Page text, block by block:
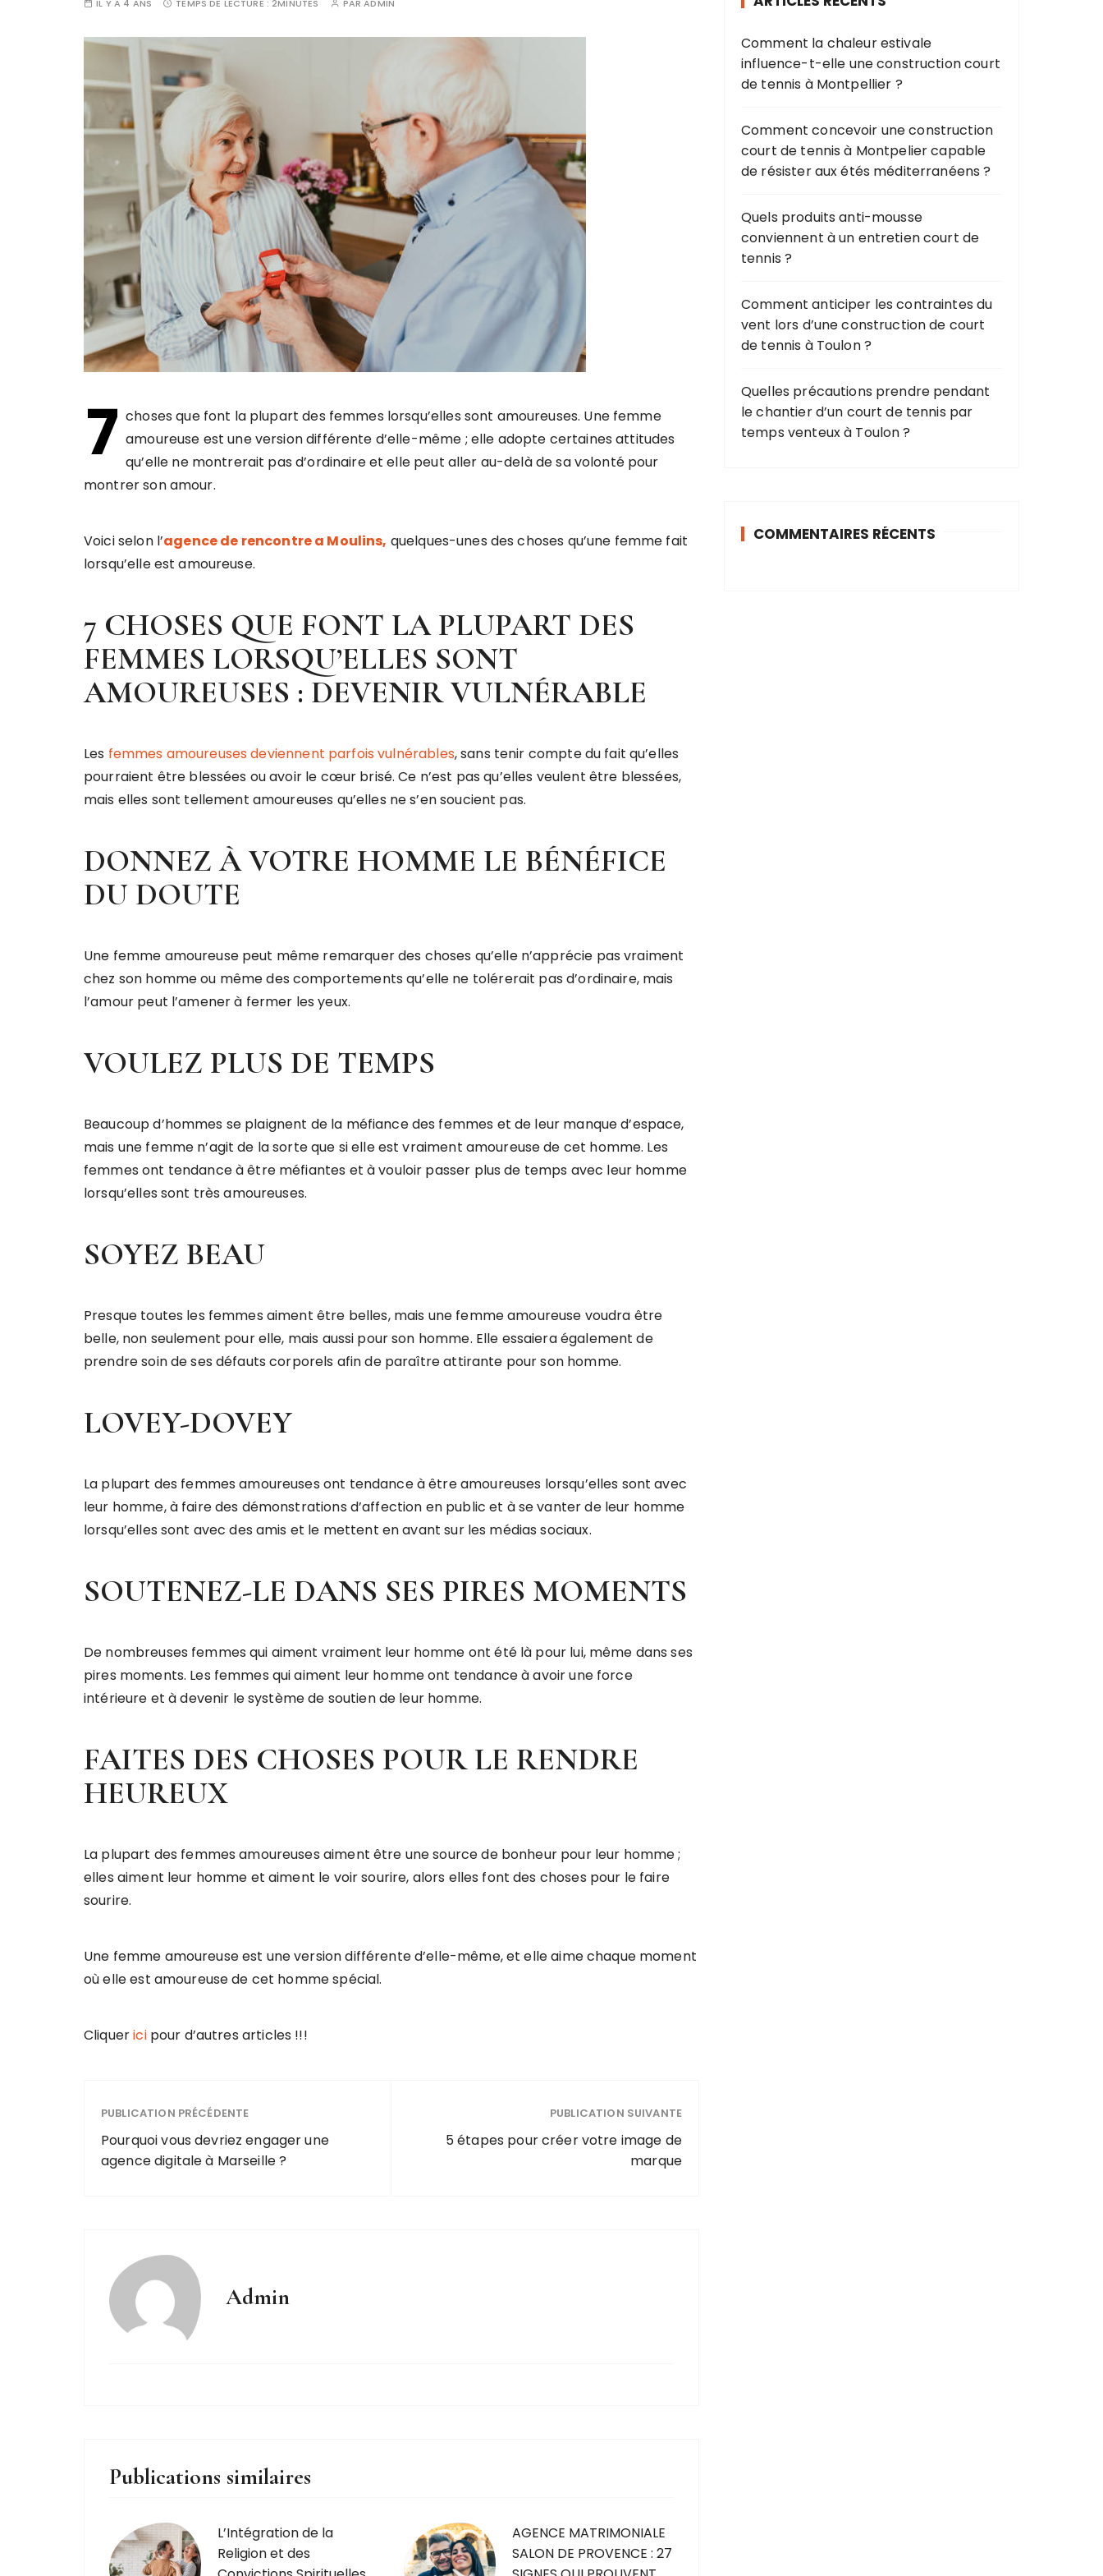
IL Y A 4 ANS TEMPS DE LECTURE :2MINUTES PARADMIN
7 choses que font la plupart des femmes lorsqu’elles sont amoureuses. Une femme
amoureuse est une version différente d’elle-même ; elle adopte certaines attitudes
qu’elle ne montrerait pas d’ordinaire et elle peut aller au-delà de sa volonté pour
montrer son amour.
Voici selon l’agence de rencontre a Moulins, quelques-unes des choses qu’une femme fait
lorsqu’elle est amoureuse.
7 CHOSES QUE FONT LA PLUPART DES
FEMMES LORSQU’ELLES SONT
AMOUREUSES : DEVENIR VULNÉRABLE
Les femmes amoureuses deviennent parfois vulnérables, sans tenir compte du fait qu’elles
pourraient être blessées ou avoir le cœur brisé. Ce n’est pas qu’elles veulent être blessées,
mais elles sont tellement amoureuses qu’elles ne s’en soucient pas.
DONNEZ À VOTRE HOMME LE BÉNÉFICE
DU DOUTE
Une femme amoureuse peut même remarquer des choses qu’elle n’apprécie pas vraiment
chez son homme ou même des comportements qu’elle ne tolérerait pas d’ordinaire, mais
l’amour peut l’amener à fermer les yeux.
VOULEZ PLUS DE TEMPS
Beaucoup d’hommes se plaignent de la méfiance des femmes et de leur manque d’espace,
mais une femme n’agit de la sorte que si elle est vraiment amoureuse de cet homme. Les
femmes ont tendance à être méfiantes et à vouloir passer plus de temps avec leur homme
lorsqu’elles sont très amoureuses.
SOYEZ BEAU
Presque toutes les femmes aiment être belles, mais une femme amoureuse voudra être
belle, non seulement pour elle, mais aussi pour son homme. Elle essaiera également de
prendre soin de ses défauts corporels afin de paraître attirante pour son homme.
LOVEY-DOVEY
La plupart des femmes amoureuses ont tendance à être amoureuses lorsqu’elles sont avec
leur homme, à faire des démonstrations d’affection en public et à se vanter de leur homme
lorsqu’elles sont avec des amis et le mettent en avant sur les médias sociaux.
SOUTENEZ-LE DANS SES PIRES MOMENTS
De nombreuses femmes qui aiment vraiment leur homme ont été là pour lui, même dans ses
pires moments. Les femmes qui aiment leur homme ont tendance à avoir une force
intérieure et à devenir le système de soutien de leur homme.
FAITES DES CHOSES POUR LE RENDRE
HEUREUX
La plupart des femmes amoureuses aiment être une source de bonheur pour leur homme ;
elles aiment leur homme et aiment le voir sourire, alors elles font des choses pour le faire
sourire.
Une femme amoureuse est une version différente d’elle-même, et elle aime chaque moment
où elle est amoureuse de cet homme spécial.
Cliquerici pour d’autres articles !!!
PUBLICATION PRÉCÉDENTE
Pourquoi vous devriez engager une
agence digitale à Marseille ?
PUBLICATION SUIVANTE
5 étapes pour créer votre image de
marque
Admin
Publications similaires
L’Intégration de la
Religion et des
AGENCE MATRIMONIALE
SALON DE PROVENCE : 27
e
p
o
r
:
Comment la chaleur estivale
influence-t-elle une construction court
de tennis à Montpellier ?
Comment concevoir une construction
court de tennis à Montpelier capable
de résister aux étés méditerranéens ?
Quels produits anti-mousse
conviennent à un entretien court de
tennis ?
Comment anticiper les contraintes du
vent lors d’une construction de court
de tennis à Toulon ?
Quelles précautions prendre pendant
le chantier d’un court de tennis par
temps venteux à Toulon ?
COMMENTAIRES RÉCENTS